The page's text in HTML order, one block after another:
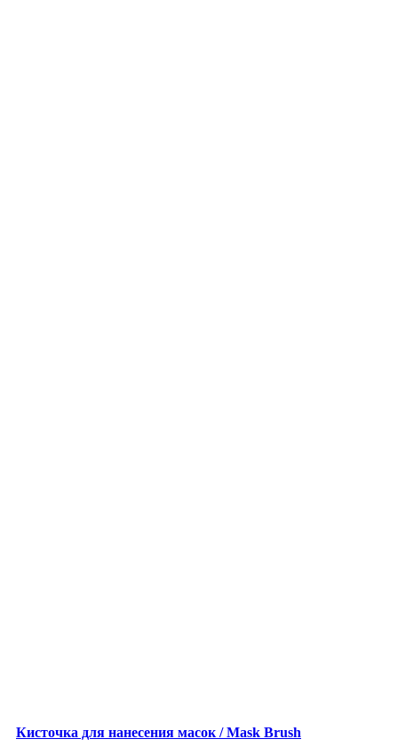
Кисточка для нанесения масок / Mask Brush